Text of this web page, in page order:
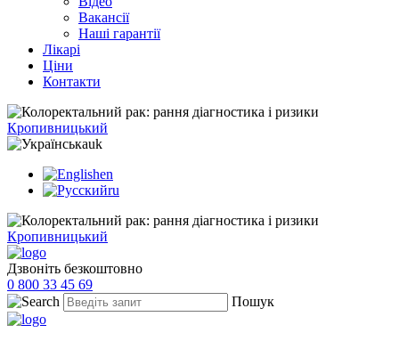
Вакансії
Наші гарантії
Лікарі
Ціни
Контакти
Кропивницький
uk
en
ru
Кропивницький
Дзвоніть безкоштовно
0 800 33 45 69
Пошук